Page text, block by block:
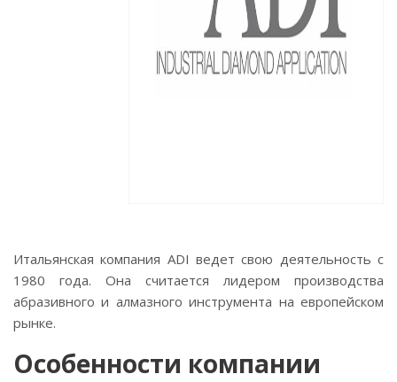
Итальянская компания ADI ведет свою деятельность с
1980 года. Она считается лидером производства
абразивного и алмазного инструмента на европейском
рынке.
Особенности компании